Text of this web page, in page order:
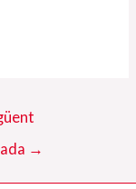
→